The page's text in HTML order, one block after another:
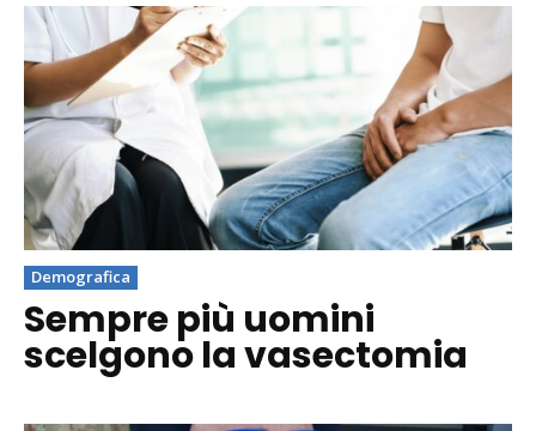
Demografica
Sempre più uomini
scelgono la vasectomia